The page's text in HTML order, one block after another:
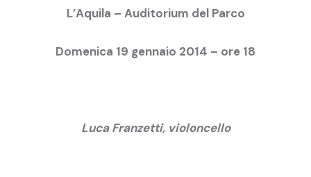
L’Aquila – Auditorium del Parco
Domenica 19 gennaio 2014 – ore 18
Luca Franzetti, violoncello